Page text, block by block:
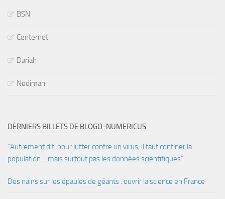
BSN
Centernet
Dariah
Nedimah
DERNIERS BILLETS DE BLOGO-NUMERICUS
“Autrement dit, pour lutter contre un virus, il faut confiner la
population… mais surtout pas les données scientifiques”
Des nains sur les épaules de géants : ouvrir la science en France